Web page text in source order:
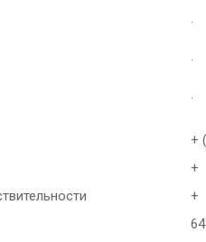
·
·
·
+
+
+